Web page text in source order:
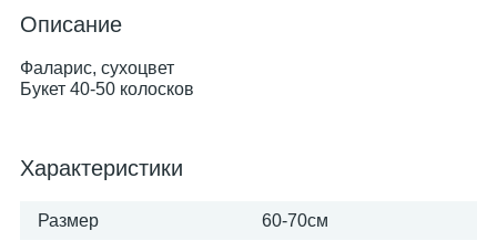
Описание
Фаларис, сухоцвет
Букет 40-50 колосков
Характеристики
Размер 60-70см